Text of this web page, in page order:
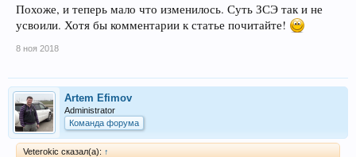
Похоже, и теперь мало что изменилось. Суть ЗСЭ так и не
усвоили. Хотя бы комментарии к статье почитайте!
8 ноя 2018
Artem Efimov
Administrator
Команда форума
Veterokic сказал(а): ↑